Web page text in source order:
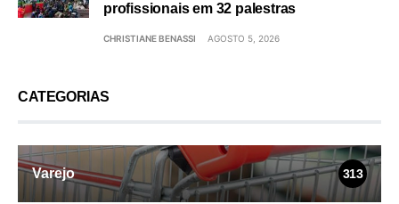
profissionais em 32 palestras
CHRISTIANE BENASSI AGOSTO 5, 2026
CATEGORIAS
Varejo 313